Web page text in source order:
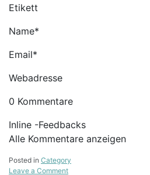
Etikett
Name*
Email*
Webadresse
0 Kommentare
Inline -Feedbacks
Alle Kommentare anzeigen
Posted in Category
Leave a Commenton